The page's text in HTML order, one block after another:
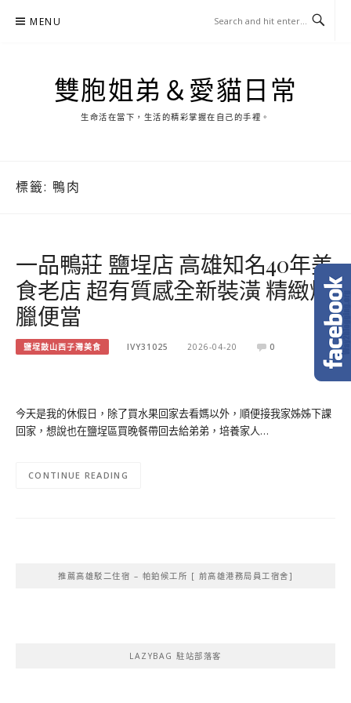
MENU
雙胞姐弟＆愛貓日常
生命活在當下，生活的精彩掌握在自己的手裡。
標籤: 鴨肉
一品鴨莊 鹽埕店 高雄知名40年美
食老店 超有質感全新裝潢 精緻燒
臘便當
鹽埕鼓山西子灣美食 IVY31025 2026-04-20 0
今天是我的休假日，除了買水果回家去看媽以外，順便接我家姊姊下課
回家，想說也在鹽埕區買晚餐帶回去給弟弟，培養家人…
CONTINUE READING
推薦高雄駁二住宿 – 帕鉑候工所 [ 前高雄港務局員工宿舍]
LAZYBAG 駐站部落客